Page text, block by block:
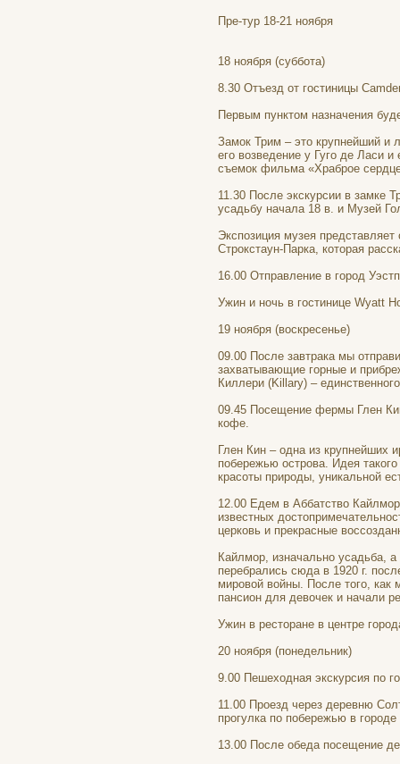
Пре-тур 18-21 ноября
18 ноября (суббота)
8.30 Отъезд от гостиницы
Первым пунктом назначения
Замок Трим – это крупнейший и
его возведение у Гуго де Ласи
съемок фильма «Храброе
11.30 После экскурсии в замке
усадьбу начала 18 в. и Музей
Экспозиция музея
Строкстаун-Парка, которая
16.00 Отправление в город
Ужин и ночь в гостинице Wyatt
19 ноября (воскресенье)
09.00 После завтрака мы
захватывающие горные и
Киллери (Killary) –
09.45 Посещение фермы Глен
кофе.
Глен Кин – одна из крупнейших
побережью острова. Идея
красоты природы, уникальной
12.00 Едем в Аббатство
известных
церковь и прекрасные
Кайлмор, изначально усадьба,
перебрались сюда в 1920 г.
мировой войны. После того, как
пансион для девочек и начали
Ужин в ресторане в центре
20 ноября (понедельник)
9.00 Пешеходная экскурсия по
11.00 Проезд через деревню
прогулка по побережью в
13.00 После обеда посещение